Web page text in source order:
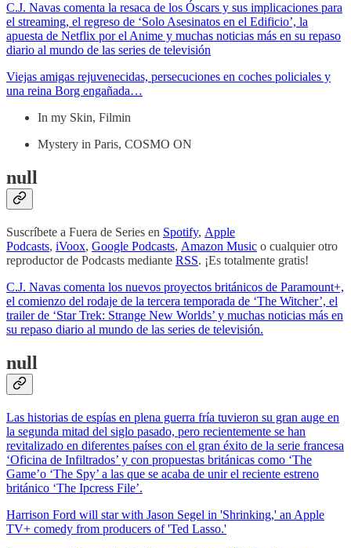
C.J. Navas comenta la resaca de los Óscars y sus implicaciones para
el streaming, el regreso de ‘Solo Asesinatos en el Edificio’, la
apuesta de Netflix por el Anime y muchas noticias más en su repaso
diario al mundo de las series de televisión
Viejas amigas rejuvenecidas, persecuciones en coches policiales y
una reina Borg engañada…
In my Skin, Filmin
Mystery in Paris, COSMO ON
null
Suscríbete a Fuera de Series en Spotify, Apple
Podcasts, iVoox, Google Podcasts, Amazon Music o cualquier otro
reproductor de Podcasts mediante RSS. ¡Es totalmente gratis!
C.J. Navas comenta los nuevos proyectos británicos de Paramount+,
el comienzo del rodaje de la tercera temporada de ‘The Witcher’, el
trailer de ‘Star Trek: Strange New Worlds’ y muchas noticias más en
su repaso diario al mundo de las series de televisión.
null
Las historias de espías en plena guerra fría tuvieron su gran auge en
la segunda mitad del siglo pasado, pero recientemente se han
revitalizado en diferentes países con el gran éxito de la serie francesa
‘Oficina de Infiltrados’ y con propuestas británicas como ‘The
Game’o ‘The Spy’ a las que se acaba de unir el reciente estreno
británico ‘The Ipcress File’.
Harrison Ford will star with Jason Segel in 'Shrinking,' an Apple
TV+ comedy from producers of 'Ted Lasso.'